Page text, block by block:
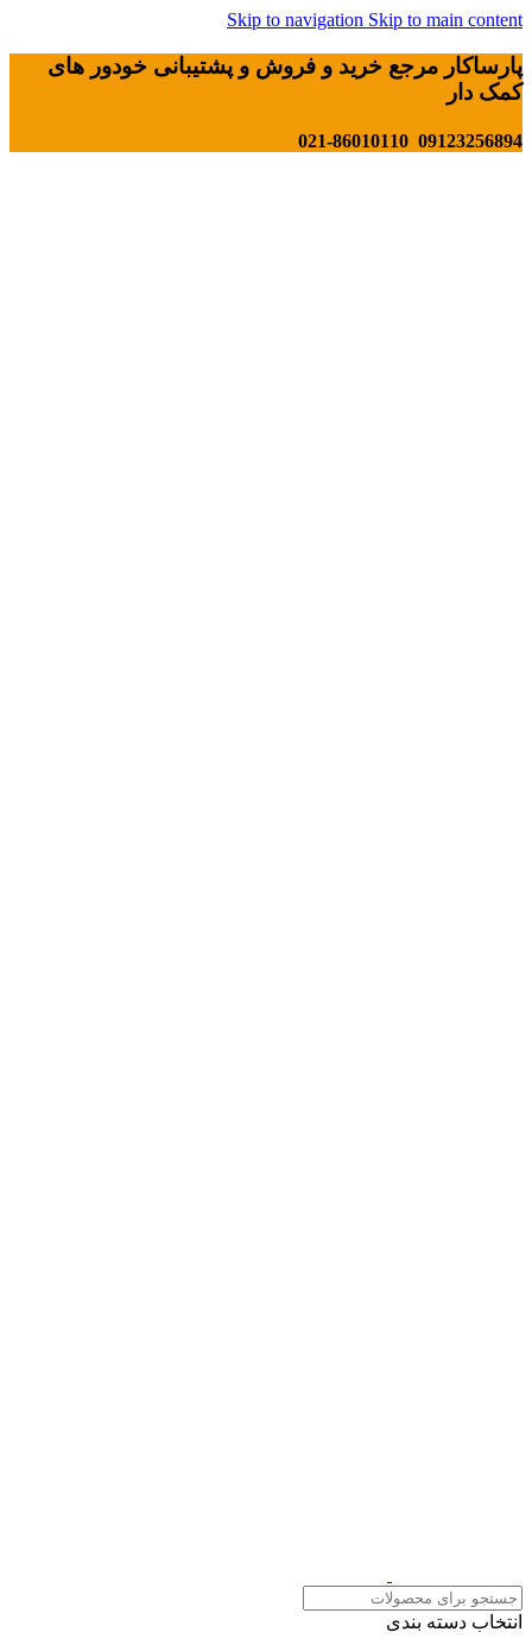
Skip to navigation Skip to main content
پارساکار مرجع خرید و فروش و پشتیبانی خودور های
کمک دار
09123256894 021-86010110
انتخاب دسته بندی